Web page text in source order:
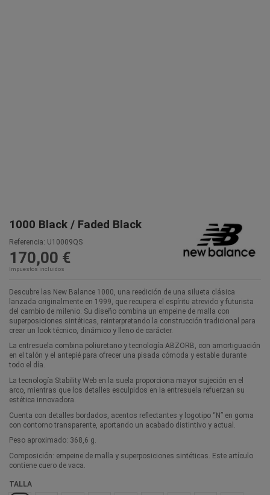
1000 Black / Faded Black
Referencia: U10009QS
170,00 €
Impuestos incluidos
Descubre las New Balance 1000, una reedición de una silueta clásica
lanzada originalmente en 1999, que recupera el espíritu atrevido y futurista
del cambio de milenio. Su diseño combina un empeine de malla con
superposiciones sintéticas, reinterpretando la construcción tradicional para
crear un look técnico, dinámico y lleno de carácter.
La entresuela combina poliuretano y tecnología ABZORB, con amortiguación
en el talón y el antepié para ofrecer una pisada cómoda y estable durante
todo el día.
La tecnología Stability Web en la suela proporciona mayor sujeción en el
arco, mientras que los detalles esculpidos en la entresuela refuerzan su
estética innovadora.
Cuenta con detalles bordados, acentos reflectantes y logotipo “N” en goma
con contorno transparente, aportando un acabado distintivo y actual.
Peso aproximado: 368,6 g.
Composición: empeine de malla y superposiciones sintéticas. Este artículo
contiene cuero de vaca.
TALLA